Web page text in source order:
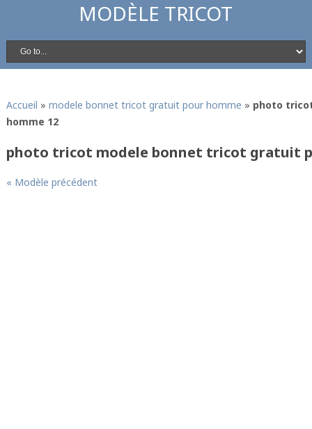
MODÈLE TRICOT
Accueil » modele bonnet tricot gratuit pour homme » photo
homme 12
photo tricot modele bonnet tricot gratuit
« Modèle précédent